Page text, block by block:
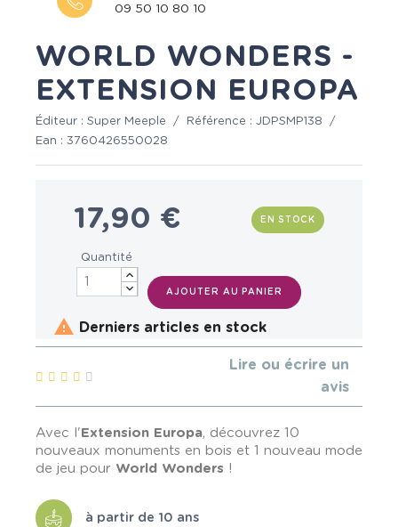
09 50 10 80 10
WORLD WONDERS -
EXTENSION EUROPA
Éditeur : Super Meeple / Référence : JDPSMP138
/
Ean : 3760426550028
17,90 € EN STOCK
Quantité
AJOUTER AU PANIER
 Derniers articles en stock
Lire ou écrire un
avis
Avec l'Extension Europa, découvrez 10
nouveaux monuments en bois et 1 nouveau mode
de jeu pour World Wonders !
à partir de 10 ans